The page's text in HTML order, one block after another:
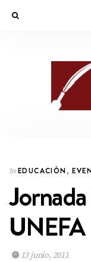
In EDUCACIÓN,
UNEFA
13 junio, 2011